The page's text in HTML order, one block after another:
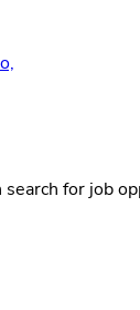
forskjell!
for job